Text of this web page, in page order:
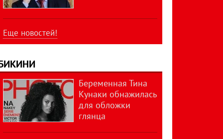
Еще новостей!
Беременная Тина
Кунаки обнажилась
для обложки
глянца